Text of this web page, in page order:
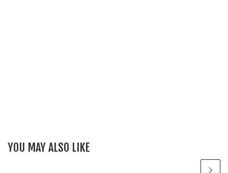
YOU MAY ALSO LIKE